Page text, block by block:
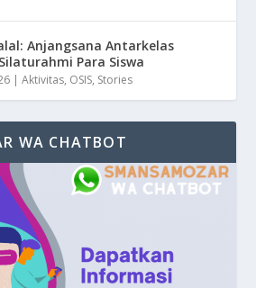
Anjangsana Antarkelas
Para Siswa
|Aktivitas, OSIS, Stories
WA CHATBOT